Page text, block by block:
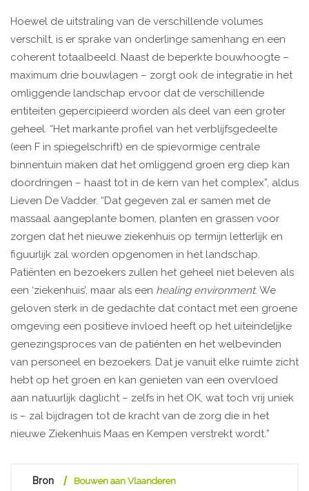
Hoewel de uitstraling van de verschillende volumes
verschilt, is er sprake van onderlinge samenhang en een
coherent totaalbeeld. Naast de beperkte bouwhoogte –
maximum drie bouwlagen – zorgt ook de integratie in het
omliggende landschap ervoor dat de verschillende
entiteiten gepercipieerd worden als deel van een groter
geheel. “Het markante profiel van het verblijfsgedeelte
(een F in spiegelschrift) en de spievormige centrale
binnentuin maken dat het omliggend groen erg diep kan
doordringen – haast tot in de kern van het complex”, aldus
Lieven De Vadder. “Dat gegeven zal er samen met de
massaal aangeplante bomen, planten en grassen voor
zorgen dat het nieuwe ziekenhuis op termijn letterlijk en
figuurlijk zal worden opgenomen in het landschap.
Patiënten en bezoekers zullen het geheel niet beleven als
een ‘ziekenhuis’, maar als een healing environment. We
geloven sterk in de gedachte dat contact met een groene
omgeving een positieve invloed heeft op het uiteindelijke
genezingsproces van de patiënten en het welbevinden
van personeel en bezoekers. Dat je vanuit elke ruimte zicht
hebt op het groen en kan genieten van een overvloed
aan natuurlijk daglicht – zelfs in het OK, wat toch vrij uniek
is – zal bijdragen tot de kracht van de zorg die in het
nieuwe Ziekenhuis Maas en Kempen verstrekt wordt.”
Bron Bouwen aan Vlaanderen